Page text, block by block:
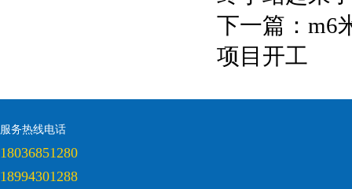
下一篇： m6
项目开工
服务热线电话
18036851280
18994301288